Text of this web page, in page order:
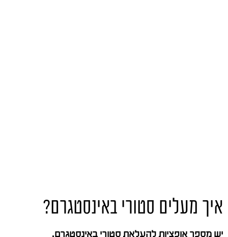
איך מעלים סטורי באינסטגרם?
יש מספר אופציות להעלאת סטורי באינסטגרם.